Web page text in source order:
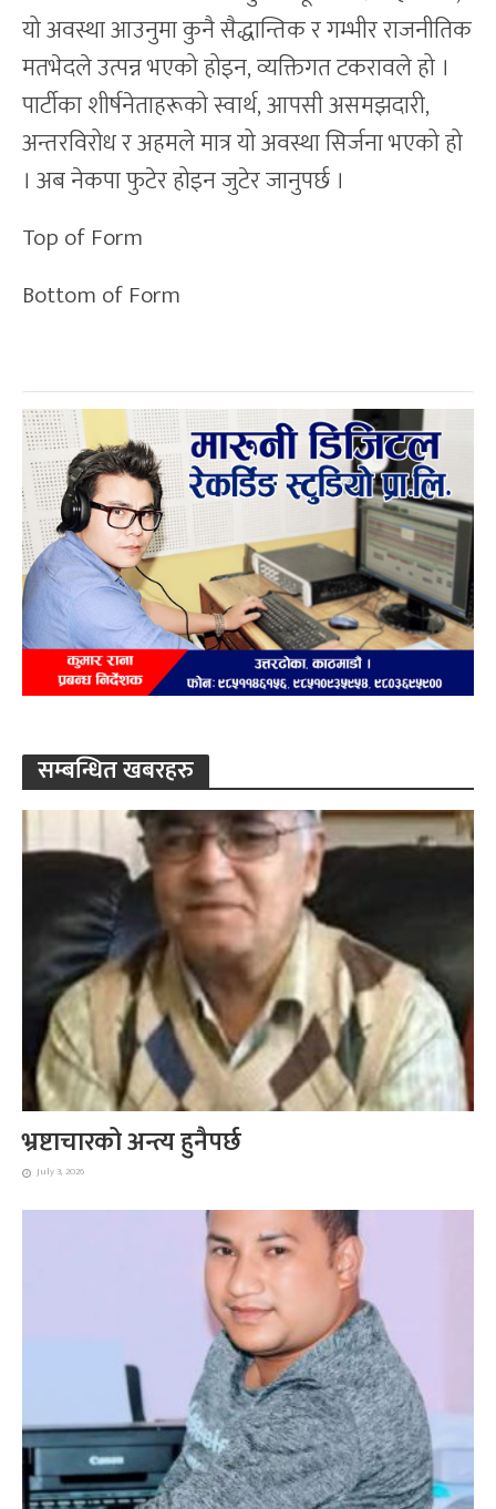
यो अवस्था आउनुमा कुनै सैद्धान्तिक र गम्भीर राजनीतिक
मतभेदले उत्पन्न भएको होइन, व्यक्तिगत टकरावले हो ।
पार्टीका शीर्षनेताहरूको स्वार्थ, आपसी असमझदारी,
अन्तरविरोध र अहमले मात्र यो अवस्था सिर्जना भएको हो
। अब नेकपा फुटेर होइन जुटेर जानुपर्छ ।
Top of Form
Bottom of Form
सम्बन्धित खबरहरु
भ्रष्टाचारको अन्त्य हुनैपर्छ
July 3, 2026